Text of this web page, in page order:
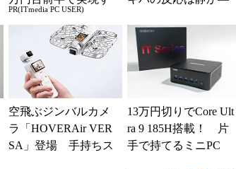
る快適PCライフ
PR(ITmedia PC USER)
ツ事...
空飛ぶジンバルカメ
ラ「HOVERAir VER
SA」登場 手持ちス
13万円切りでCore Ult
ra 9 185H搭載！ 片
手で持てるミニPC